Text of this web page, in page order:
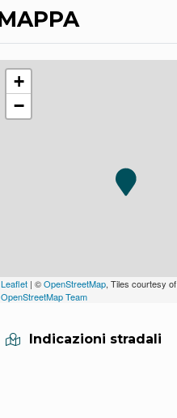
+
−
Leaflet | ©OpenStreetMap, Tiles courtesy of
OpenStreetMap Team
Indicazioni stradali